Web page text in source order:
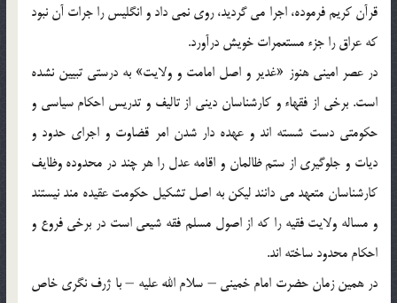
قرآن كريم فرموده، اجرا می ‏گرديد، روى نمی ‏داد و انگليس را جرات آن نبود
كه عراق را جزء مستعمرات خويش درآورد.
در عصر امينى هنوز «غدير و اصل امامت و ولايت‏» به درستى تبيين نشده
است. برخى از فقهاء و كارشناسان دينى از تاليف و تدريس احكام سياسى و
حكومتى دست‏ شسته‏ اند و عهده ‏دار شدن امر قضاوت و اجراى حدود و
ديات و جلوگيرى از ستم ظالمان و اقامه عدل را هر چند در محدوده وظايف
كارشناسان متعهد می ‏دانند ليكن به اصل تشكيل حكومت عقيده ‏مند نيستند
و مساله ولايت فقيه را كه از اصول مسلم فقه شيعى است در برخى فروع و
احكام محدود ساخته اند.
در همين زمان حضرت امام خمينى – سلام الله عليه – با ژرف ‏نگرى خاص